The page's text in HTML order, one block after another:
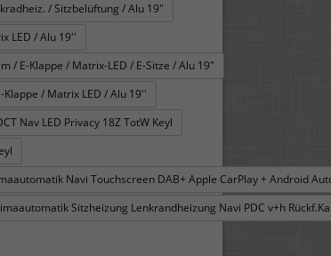
/ Sitzbelüftung / Alu 19"
LED / Alu 19''
/ E-Klappe / Matrix-LED / E-Sitze / Alu 19"
/ Matrix LED / Alu 19''
Nav LED Privacy 18Z TotW Keyl
Navi Touchscreen DAB+ Apple CarPlay + Android
Sitzheizung Lenkrandheizung Navi PDC v+h